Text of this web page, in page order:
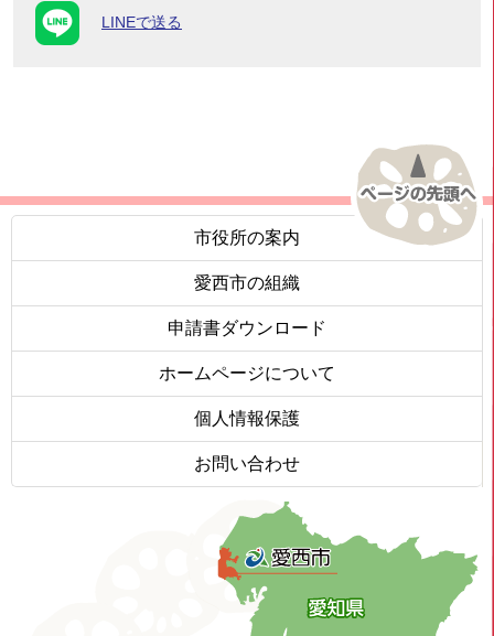
LINEで送る
市役所の案内
愛西市の組織
申請書ダウンロード
ホームページについて
個人情報保護
お問い合わせ